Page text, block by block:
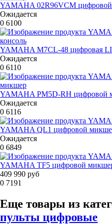
YAMAHA 02R96VCM
Ожидается
0 6100
YAMAHA M7CL-48 цифровая
Ожидается
0 6110
YAMAHA PM5D-RH цифровой
Ожидается
0 6116
YAMAHA QL1 цифровой
Ожидается
0 6849
YAMAHA TF5 цифровой
409 990 руб
0 7191
Еще товары из
пульты цифровые